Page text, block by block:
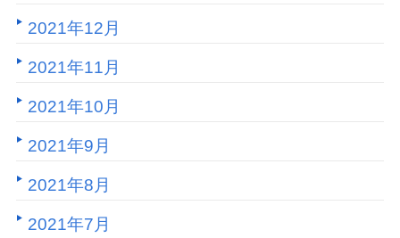
2021年12月
2021年11月
2021年10月
2021年9月
2021年8月
2021年7月